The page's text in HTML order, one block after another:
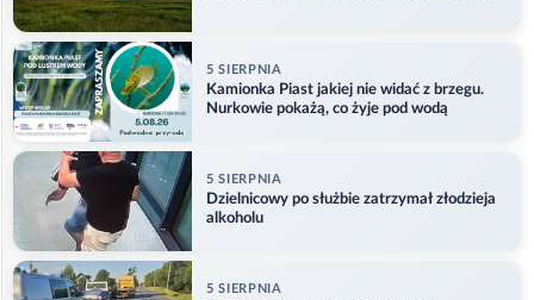
5 SIERPNIA
Kamionka Piast jakiej nie widać z brzegu.
Nurkowie pokażą, co żyje pod wodą
5 SIERPNIA
Dzielnicowy po służbie zatrzymał złodzieja
alkoholu
5 SIERPNIA